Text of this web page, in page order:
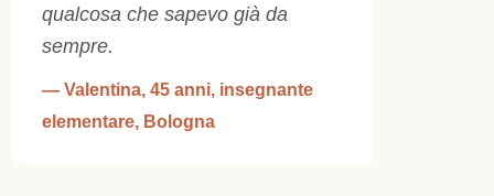
qualcosa che sapevo già da
sempre.
— Valentina, 45 anni, insegnante
elementare, Bologna